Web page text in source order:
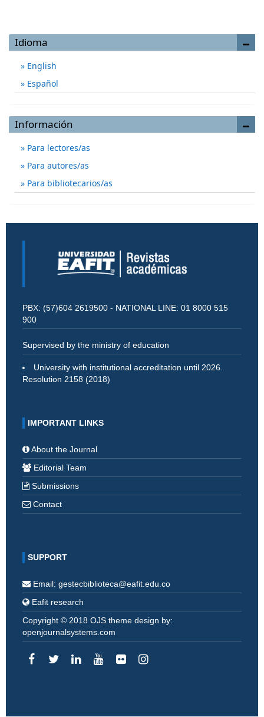
Idioma
English
Español
Información
Para lectores/as
Para autores/as
Para bibliotecarios/as
PBX: (57)604 2619500 - NATIONAL LINE: 01 8000 515
900
Supervised by the ministry of education
University with institutional accreditation until 2026.
Resolution 2158 (2018)
IMPORTANT LINKS
About the Journal
Editorial Team
Submissions
Contact
SUPPORT
Email: gestecbiblioteca@eafit.edu.co
Eafit research
Copyright © 2018 OJS theme design by:
openjournalsystems.com